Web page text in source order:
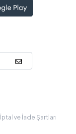
İptal ve İade Şartları